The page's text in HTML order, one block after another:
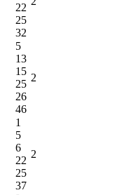
22
25
32
5
13
15
25
26
46
2
1
5
6
22
25
37
2